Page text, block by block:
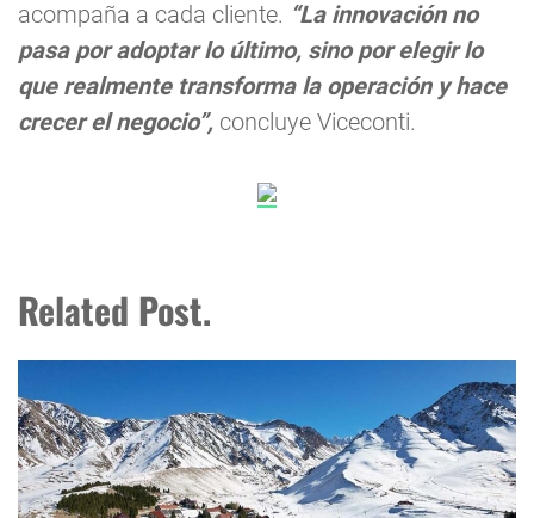
acompaña a cada cliente. “La innovación no
pasa por adoptar lo último, sino por elegir lo
que realmente transforma la operación y hace
crecer el negocio”, concluye Viceconti.
Related Post.